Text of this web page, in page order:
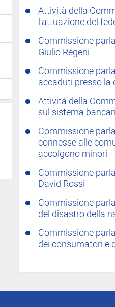
Attività della
l'attuazione del
Commissione
Giulio Regeni
Commissione
accaduti presso la
Attività della
sul sistema
Commissione
connesse alle
accolgono minori
Commissione
David Rossi
Commissione
del disastro della
Commissione
dei consumatori e